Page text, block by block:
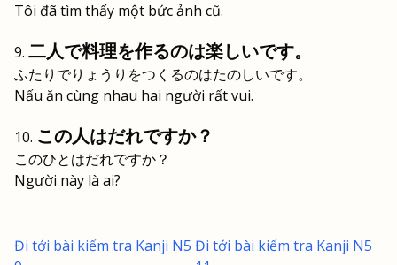
Tôi đã tìm thấy một bức ảnh cũ.
二人で料理を作るのは楽しいです。
ふたりでりょうりをつくるのはたのしいです。
Nấu ăn cùng nhau hai người rất vui.
この人はだれですか？
このひとはだれですか？
Người này là ai?
Đi tới bài kiểm tra Kanji N5 Đi tới bài kiểm tra Kanji N5